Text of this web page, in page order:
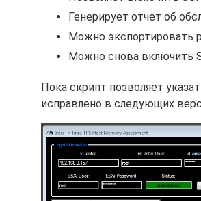
Генерирует отчет об
Можно экспортировать
Можно снова включить
Пока скрипт позволяет
исправлено в следующих